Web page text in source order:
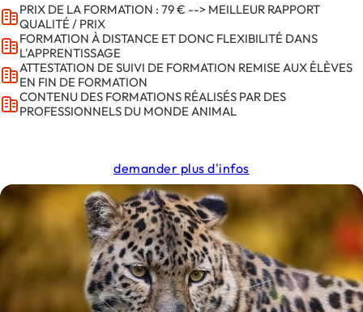
PRIX DE LA FORMATION : 79 € --> MEILLEUR RAPPORT
QUALITÉ / PRIX
FORMATION À DISTANCE ET DONC FLEXIBILITÉ DANS
L'APPRENTISSAGE
ATTESTATION DE SUIVI DE FORMATION REMISE AUX ÉLÈVES
EN FIN DE FORMATION
CONTENU DES FORMATIONS RÉALISÉS PAR DES
PROFESSIONNELS DU MONDE ANIMAL
demander plus d'infos